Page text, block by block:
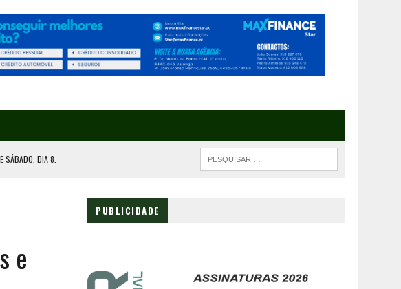
SÁBADO, DIA 8.
e
PUBLICIDADE